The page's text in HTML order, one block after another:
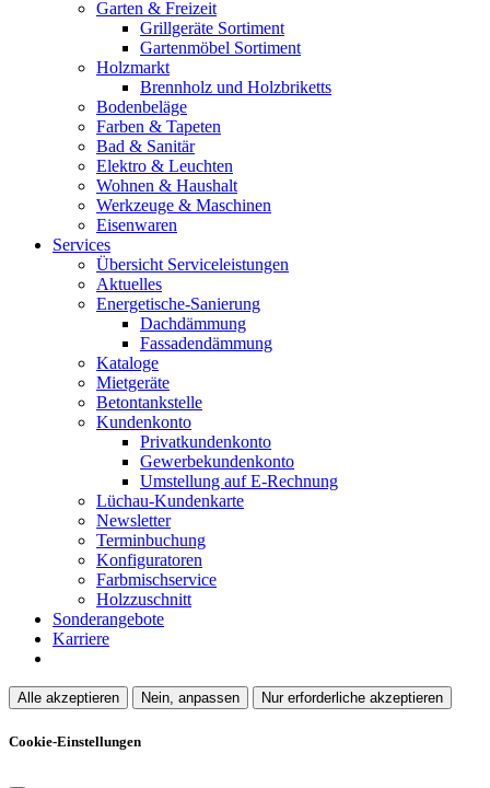
Garten & Freizeit
Grillgeräte Sortiment
Gartenmöbel Sortiment
Holzmarkt
Brennholz und Holzbriketts
Bodenbeläge
Farben & Tapeten
Bad & Sanitär
Elektro & Leuchten
Wohnen & Haushalt
Werkzeuge & Maschinen
Eisenwaren
Services
Übersicht Serviceleistungen
Aktuelles
Energetische-Sanierung
Dachdämmung
Fassadendämmung
Kataloge
Mietgeräte
Betontankstelle
Kundenkonto
Privatkundenkonto
Gewerbekundenkonto
Umstellung auf E-Rechnung
Lüchau-Kundenkarte
Newsletter
Terminbuchung
Konfiguratoren
Farbmischservice
Holzzuschnitt
Sonderangebote
Karriere
Alle akzeptieren Nein, anpassen Nur erforderliche akzeptieren
Cookie-Einstellungen